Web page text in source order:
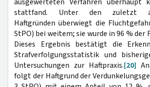
stattfand. Unter den zuletzt
Haftgründen überwiegt die
StPO) bei weitem; sie wurde in 96 % der
Dieses Ergebnis bestätigt die
Strafverfolgungsstatistik und
Untersuchungen zur Haftpraxis.[20]
folgt der Haftgrund der